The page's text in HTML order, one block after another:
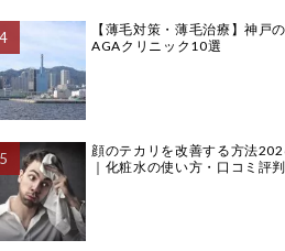
【薄毛対策・薄毛治療】神戸
AGAクリニック10選
顔のテカリを改善する方法
｜化粧水の使い方・口コミ評